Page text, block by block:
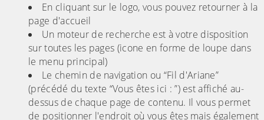
En cliquant sur le logo, vous pouvez retourner à la
page d'accueil
Un moteur de recherche est à votre disposition
sur toutes les pages (icone en forme de loupe dans
le menu principal)
Le chemin de navigation ou “Fil d'Ariane”
(précédé du texte “Vous êtes ici : ”) est affiché au-
dessus de chaque page de contenu. Il vous permet
de positionner l'endroit où vous êtes mais également